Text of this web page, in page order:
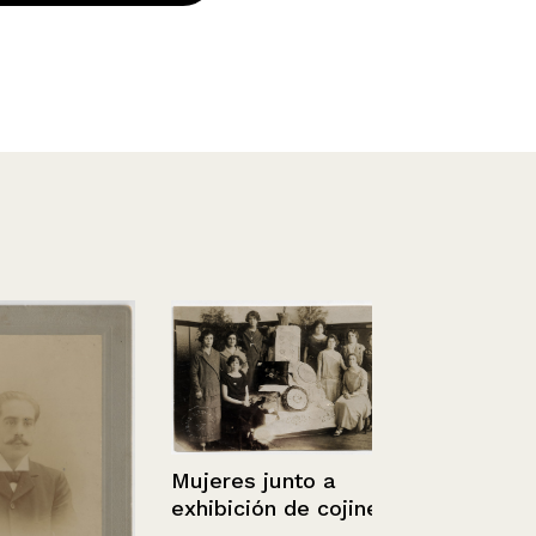
Mujeres junto a
exhibición de cojines.